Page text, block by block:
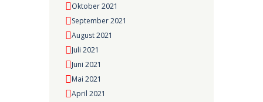
Oktober 2021
September 2021
August 2021
Juli 2021
Juni 2021
Mai 2021
April 2021